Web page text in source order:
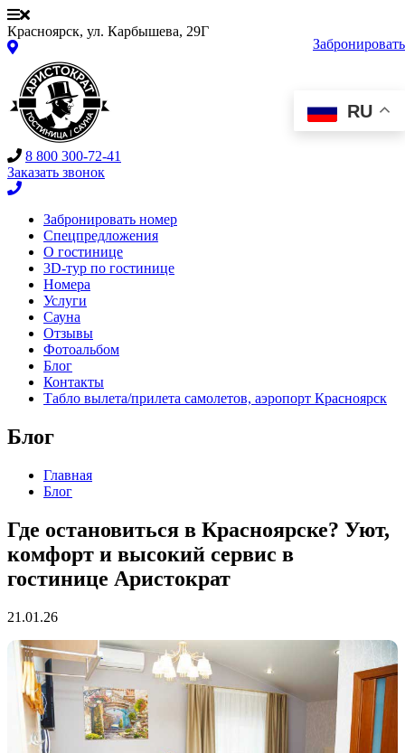
Красноярск, ул. Карбышева, 29Г
8 800 300-72-41
Заказать звонок
RU
Забронировать
Забронировать номер
Спецпредложения
О гостинице
3D-тур по гостинице
Номера
Услуги
Сауна
Отзывы
Фотоальбом
Блог
Контакты
Табло вылета/прилета самолетов, аэропорт Красноярск
Блог
Главная
Блог
Где остановиться в Красноярске? Уют,
комфорт и высокий сервис в
гостинице Аристократ
21.01.26